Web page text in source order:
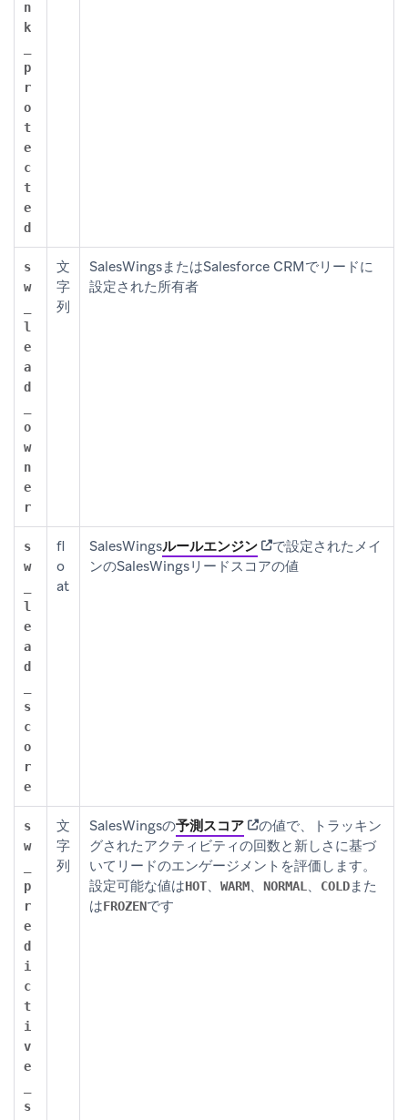
n
k
p
r
o
t
e
c
t
e
d
s
w
l
e
a
d
o
w
n
e
r
文
字
列
SalesWingsまたはSalesforce CRMでリードに
設定された所有者
s
w
l
e
a
d
s
c
o
r
e
fl
o
at
SalesWingsルールエンジン(opens in new tab)
で設定されたメイ
ンのSalesWingsリードスコアの値
s
w
p
r
e
d
i
c
t
i
v
e
s
文
字
列
SalesWingsの予測スコア(opens in new tab)
の値で、トラッキン
グされたアクティビティの回数と新しさに基づ
いてリードのエンゲージメントを評価します。
設定可能な値はHOT、 WARM、 NORMAL 、 COLDまた
はFROZENです